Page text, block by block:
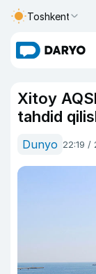
Toshkent
Xitoy
tahdid
Dunyo 22:19 /